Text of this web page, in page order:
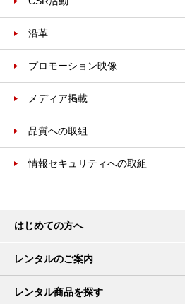
沿革
プロモーション映像
メディア掲載
品質への取組
情報セキュリティへの取組
はじめての方へ
レンタルのご案内
レンタル商品を探す